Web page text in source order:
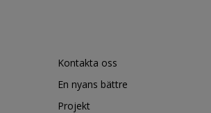
Kontakta oss
En nyans bättre
Projekt